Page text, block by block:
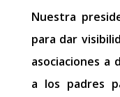
Nuestra
para dar
asociaciones a
a los padres